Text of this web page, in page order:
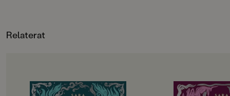
Relaterat
OM BOKEN OM BOKEN